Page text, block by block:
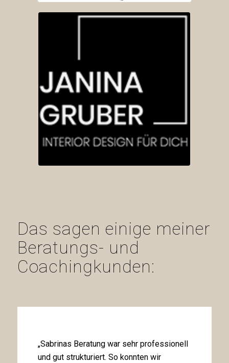
Das sagen einige meiner
Beratungs- und
Coachingkunden:
„Sabrinas Beratung war sehr professionell
und gut strukturiert. So konnten wir